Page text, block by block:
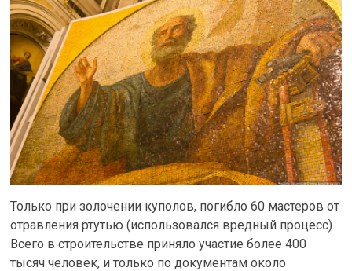
Только при золочении куполов, погибло 60 мастеров от
отравления ртутью (использовался вредный процесс).
Всего в строительстве приняло участие более 400
тысяч человек, и только по документам около